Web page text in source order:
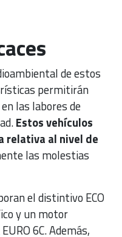
de estos
permitirán
las labores de
Estos vehículos
relativa al nivel de
las molestias
el distintivo ECO
y un motor
6C. Además,